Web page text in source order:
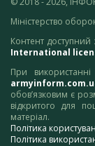
Міністерство
Контент доступний
International
При
обов’язковим є
відкритого для
матеріал.
Політика
Політика